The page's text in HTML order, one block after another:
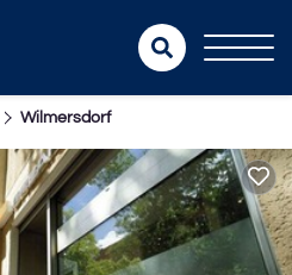
Wilmersdorf